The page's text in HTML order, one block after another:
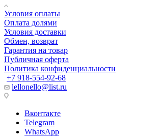
Условия оплаты
Оплата долями
Условия доставки
Обмен, возврат
Гарантия на товар
Публичная оферта
Политика конфиденциальности
+7 918-554-92-68
lellonello@list.ru
Вконтакте
Telegram
WhatsApp